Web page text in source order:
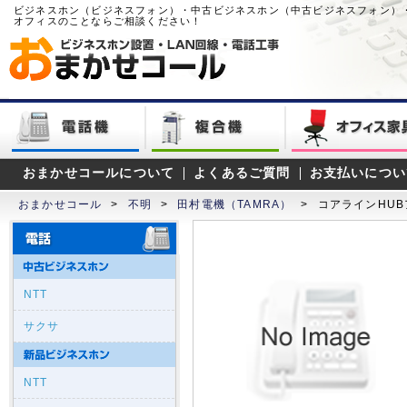
ビジネスホン（ビジネスフォン）・中古ビジネスホン（中古ビジネスフォン
オフィスのことならご相談ください！
おまかせコールについて よくあるご質問 お支払いにつ
おまかせコール > 不明 > 田村電機（TAMRA） > コアライン
NTT
サクサ
NTT